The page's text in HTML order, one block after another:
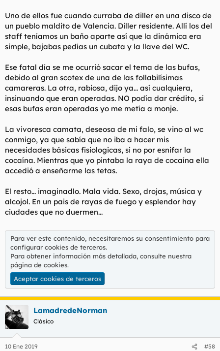
Uno de ellos fue cuando curraba de diller en una disco de
un pueblo maldito de Valencia. Diller residente. Allí los del
staff teníamos un baño aparte así que la dinámica era
simple, bajabas pedías un cubata y la llave del WC.
Ese fatal día se me ocurrió sacar el tema de las bufas,
debido al gran scotex de una de las follabilísimas
camareras. La otra, rabiosa, dijo ya... así cualquiera,
insinuando que eran operadas. NO podía dar crédito, si
esas bufas eran operadas yo me metía a monje.
La vivoresca camata, deseosa de mi falo, se vino al wc
conmigo, ya que sabía que no iba a hacer mis
necesidades básicas fisiologicas, si no por esnifar la
cocaína. Mientras que yo pintaba la raya de cocaína ella
accedió a enseñarme las tetas.
El resto... imaginadlo. Mala vida. Sexo, drojas, música y
alcojol. En un pais de rayas de fuego y esplendor hay
ciudades que no duermen...
Para ver este contenido, necesitaremos su consentimiento para
configurar cookies de terceros.
Para obtener información más detallada, consulte nuestra
página de cookies.
Aceptar cookies de terceros
LamadredeNorman
Clásico
10 Ene 2019 #58